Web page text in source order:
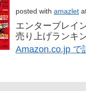
posted with amazlet
エンターブレイ
売り上げランキ
Amazon.co.jp で